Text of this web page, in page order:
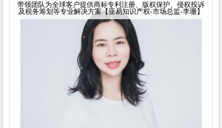
带领团队为全球客户提供商标专利注册、版权保护、侵权投诉
及税务筹划等专业解决方案【亚易知识产权-市场总监-李珊】